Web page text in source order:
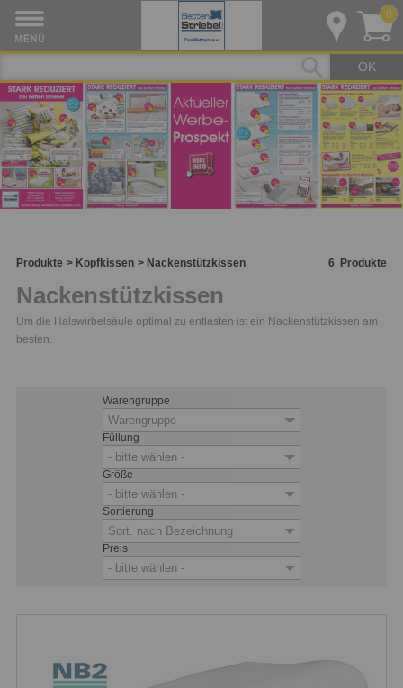
OK
0
Produkte Kopfkissen Nackenstützkissen 6 Produkte
Nackenstützkissen
Um die Halswirbelsäule optimal zu entlasten ist ein Nackenstützkissen am
besten.
Warengruppe
Warengruppe
Füllung
- bitte wählen -
Größe
- bitte wählen -
Sortierung
Sort. nach Bezeichnung
Preis
- bitte wählen -